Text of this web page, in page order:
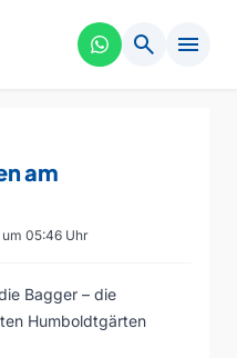
search menu
am
05:46 Uhr
Bagger – die
Humboldtgärten